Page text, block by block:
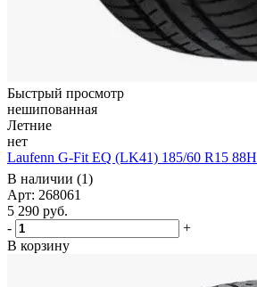
Быстрый просмотр
нешипованная
Летние
нет
Laufenn G-Fit EQ (LK41) 185/60 R15 88H
В наличии (1)
Арт: 268061
5 290 руб.
-
+
В корзину